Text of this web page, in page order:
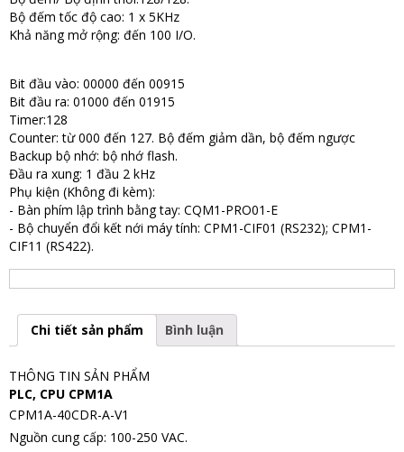
Bộ đếm tốc độ cao: 1 x 5KHz
Khả năng mở rộng: đến 100 I/O.
Bit đầu vào: 00000 đến 00915
Bit đầu ra: 01000 đến 01915
Timer:128
Counter: từ 000 đến 127. Bộ đếm giảm dần, bộ đếm ngược
Backup bộ nhớ: bộ nhớ flash.
Đầu ra xung: 1 đầu 2 kHz
Phụ kiện (Không đi kèm):
- Bàn phím lập trình bằng tay: CQM1-PRO01-E
- Bộ chuyển đổi kết nới máy tính: CPM1-CIF01 (RS232); CPM1-
CIF11 (RS422).
Chi tiết sản phẩm Bình luận
THÔNG TIN SẢN PHẨM
PLC, CPU CPM1A
CPM1A-40CDR-A-V1
Nguồn cung cấp: 100-250 VAC.